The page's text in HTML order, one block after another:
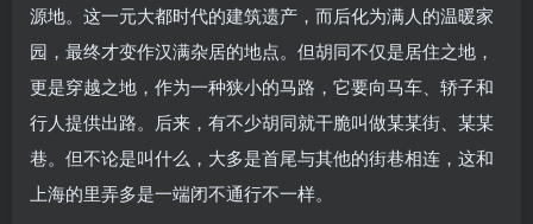
源地。这一元大都时代的建筑遗产，而后化为满人的温暖家
园，最终才变作汉满杂居的地点。但胡同不仅是居住之地，
更是穿越之地，作为一种狭小的马路，它要向马车、轿子和
行人提供出路。后来，有不少胡同就干脆叫做某某街、某某
巷。但不论是叫什么，大多是首尾与其他的街巷相连，这和
上海的里弄多是一端闭不通行不一样。